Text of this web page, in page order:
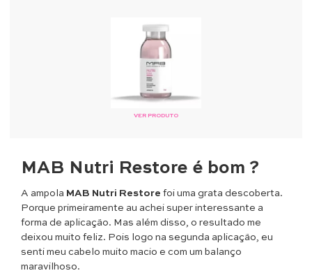
VER PRODUTO
MAB Nutri Restore é bom ?
A ampola MAB Nutri Restore foi uma grata descoberta.
Porque primeiramente au achei super interessante a
forma de aplicação. Mas além disso, o resultado me
deixou muito feliz. Pois logo na segunda aplicação, eu
senti meu cabelo muito macio e com um balanço
maravilhoso.